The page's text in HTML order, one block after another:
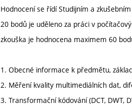
Hodnocení se řídí Studijním a
20 bodů je uděleno za práci v
zkouška je hodnocena maximem 60
1. Obecné informace k předmětu,
2. Měření kvality multimediálních dat,
3. Transformační kódování (DCT, DWT,